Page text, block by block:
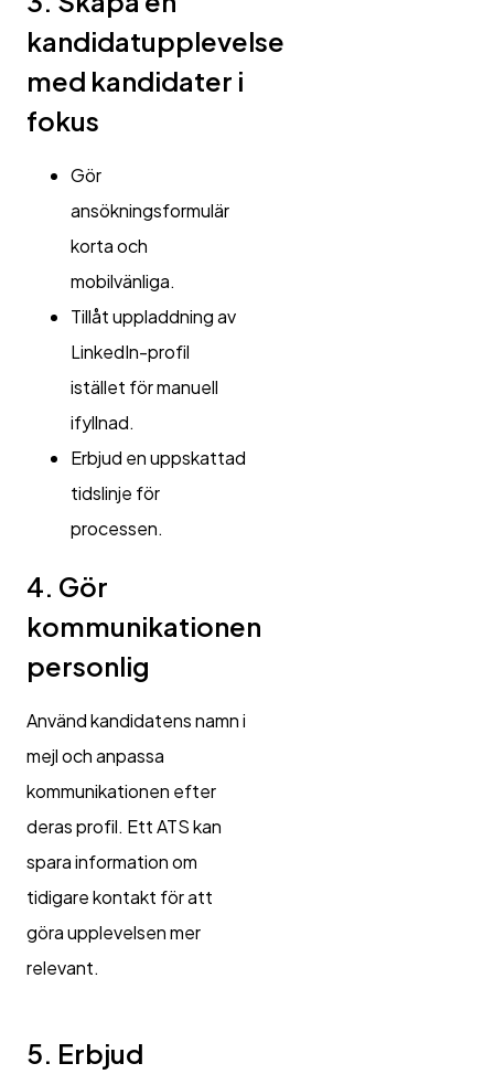
kandidatupplevelse
med kandidater i
fokus
Gör
ansökningsformulär
korta och
mobilvänliga.
Tillåt uppladdning av
LinkedIn-profil
istället för manuell
ifyllnad.
Erbjud en uppskattad
tidslinje för
processen.
4. Gör
kommunikationen
personlig
Använd kandidatens namn i
mejl och anpassa
kommunikationen efter
deras profil. Ett ATS kan
spara information om
tidigare kontakt för att
göra upplevelsen mer
relevant.
5. Erbjud